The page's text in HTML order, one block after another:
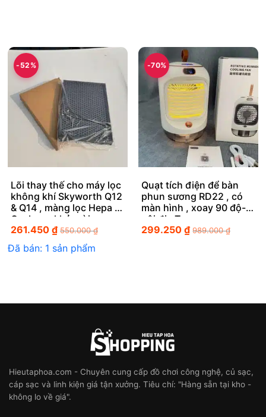
-52%
Lõi thay thế cho máy lọc
không khí Skyworth Q12
& Q14 , màng lọc Hepa +
Cacbon , khử mùi
261.450 ₫ 550.000₫
Đã bán: 1 sản phẩm
-70%
Quạt tích điện để bàn
phun sương RD22 , có
màn hình , xoay 90 độ-
nội địa Trung
299.250₫ 989.000₫
Hieutaphoa.com - Chuyên cung cấp đồ chơi công nghệ, củ sạc,
cáp sạc và linh kiện giá tận xưởng. Tiêu chí: "Hàng sẵn tại kho -
không lo về giá".